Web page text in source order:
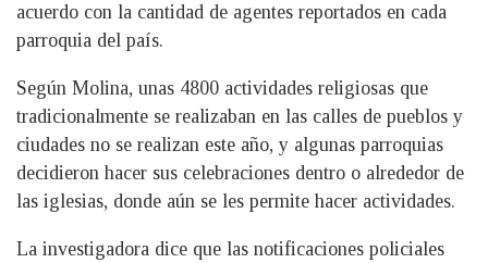
acuerdo con la cantidad de agentes reportados en cada
parroquia del país.
Según Molina, unas 4800 actividades religiosas que
tradicionalmente se realizaban en las calles de pueblos y
ciudades no se realizan este año, y algunas parroquias
decidieron hacer sus celebraciones dentro o alrededor de
las iglesias, donde aún se les permite hacer actividades.
La investigadora dice que las notificaciones policiales